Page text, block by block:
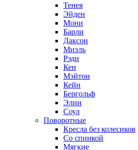
Тенея
Эйден
Мони
Барли
Даксон
Миэль
Рэди
Кен
Мэйтон
Кейн
Бергольф
Элин
Соул
Поворотные
Кресла без колесиков
Со спинкой
Мягкие